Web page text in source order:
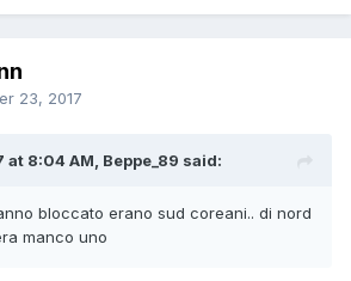
23, 2017
8:04 AM, Beppe_89 said:
bloccato erano sud coreani.. di nord
manco uno